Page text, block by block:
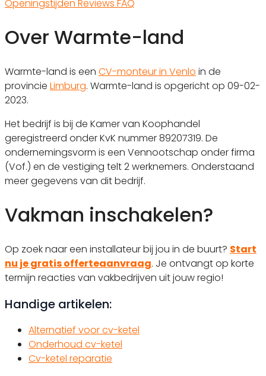
Openingstijden Reviews FAQ
Over Warmte-land
Warmte-land is een CV-monteur in Venlo in de
provincie Limburg. Warmte-land is opgericht op 09-02-
2023.
Het bedrijf is bij de Kamer van Koophandel
geregistreerd onder KvK nummer 89207319. De
ondernemingsvorm is een Vennootschap onder firma
(Vof.) en de vestiging telt 2 werknemers. Onderstaand
meer gegevens van dit bedrijf.
Vakman inschakelen?
Op zoek naar een installateur bij jou in de buurt? Start
nu je gratis offerteaanvraag. Je ontvangt op korte
termijn reacties van vakbedrijven uit jouw regio!
Handige artikelen:
Alternatief voor cv-ketel
Onderhoud cv-ketel
Cv-ketel reparatie